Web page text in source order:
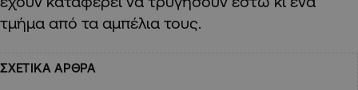
τμήμα από τα αμπέλια τους.
ΣΧΕΤΙΚΑ ΑΡΘΡΑ